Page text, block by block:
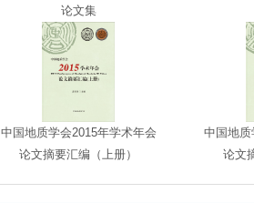
论文集
中国地质学会2015年学术年会
论文摘要汇编（上册）
中国地
论文